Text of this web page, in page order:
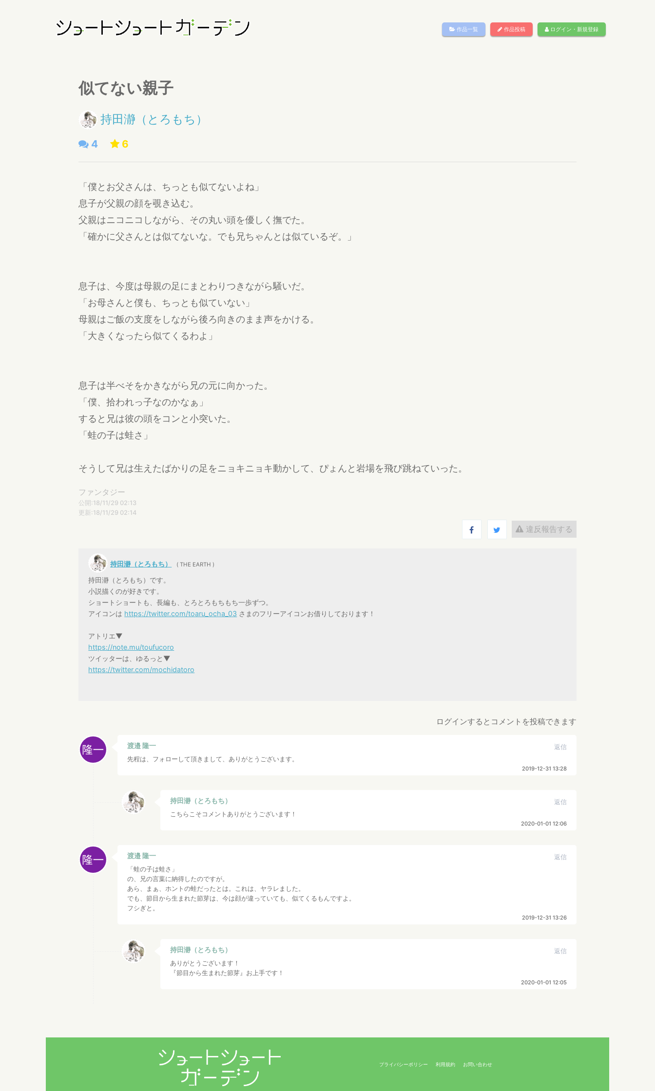
作品一覧 作品投稿 ログイン・新規登録
似てない親子
持田瀞（とろもち）
4 6
「僕とお父さんは、ちっとも似てないよね」
息子が父親の顔を覗き込む。
父親はニコニコしながら、その丸い頭を優しく撫でた。
「確かに父さんとは似てないな。でも兄ちゃんとは似ているぞ。」
息子は、今度は母親の足にまとわりつきながら騒いだ。
「お母さんと僕も、ちっとも似ていない」
母親はご飯の支度をしながら後ろ向きのまま声をかける。
「大きくなったら似てくるわよ」
息子は半べそをかきながら兄の元に向かった。
「僕、拾われっ子なのかなぁ」
すると兄は彼の頭をコンと小突いた。
「蛙の子は蛙さ」
そうして兄は生えたばかりの足をニョキニョキ動かして、ぴょんと岩場を飛び跳ねていった。
ファンタジー
公開:18/11/29 02:13
更新:18/11/29 02:14
違反報告する
持田瀞（とろもち） ( THE EARTH )
持田瀞（とろもち）です。
小説描くのが好きです。
ショートショートも、長編も、とろとろもちもち一歩ずつ。
アイコンは https://twitter.com/toaru_ocha_03 さまのフリーアイコンお借りしております！
アトリエ▼
https://note.mu/toufucoro
ツイッターは、ゆるっと▼
https://twitter.com/mochidatoro
ログインするとコメントを投稿できます
渡邉 隆一
返信
先程は、フォローして頂きまして、ありがとうございます。
2019-12-31 13:28
持田瀞（とろもち）
返信
こちらこそコメントありがとうございます！
2020-01-01 12:06
渡邉 隆一
返信
「蛙の子は蛙さ」
の、兄の言葉に納得したのですが。
あら、まぁ、ホントの蛙だったとは。これは、ヤラレました。
でも、節目から生まれた節芽は、今は顔が違っていても、似てくるもんですよ。
フシぎと。
2019-12-31 13:26
持田瀞（とろもち）
返信
ありがとうございます！
『節目から生まれた節芽』お上手です！
2020-01-01 12:05
プライバシーポリシー 利用規約 お問い合わせ